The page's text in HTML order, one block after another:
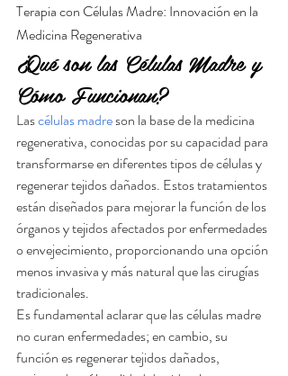
Terapia con Células Madre: Innovación en la
Medicina Regenerativa
¿Qué son las Células Madre y
Cómo Funcionan?
Las células madre son la base de la medicina
regenerativa, conocidas por su capacidad para
transformarse en diferentes tipos de células y
regenerar tejidos dañados. Estos tratamientos
están diseñados para mejorar la función de los
órganos y tejidos afectados por enfermedades
o envejecimiento, proporcionando una opción
menos invasiva y más natural que las cirugías
tradicionales.
Es fundamental aclarar que las células madre
no curan enfermedades; en cambio, su
función es regenerar tejidos dañados,